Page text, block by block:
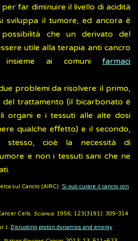
far diminuire il livello di acidità
sviluppa il tumore, ed ancora è
che un derivato del
utile alla terapia anti cancro
insieme ai comuni farmaci
problemi da risolvere: il primo,
del trattamento (il bicarbonato è
organi e i tessuti alle alte dosi
qualche effetto) e il secondo,
stesso, cioè la necessità di
e non i tessuti sani che ne
sul Cancro (AIRC). Si può curare il cancro con
Cells. Science. 1956; 123(3191): 309-314
J. Disrupting proton dynamics and energy